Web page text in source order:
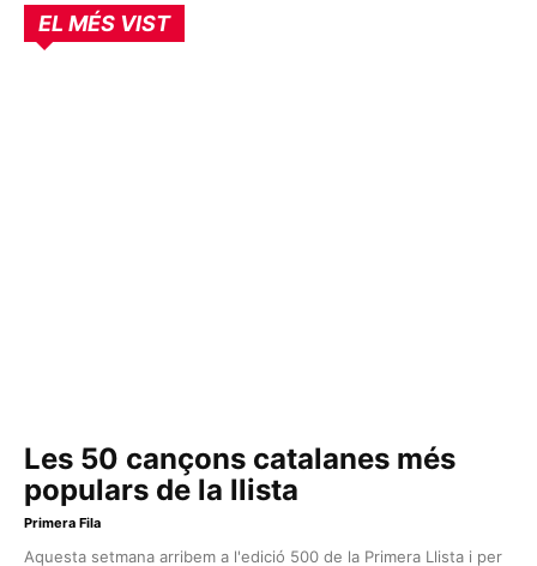
EL MÉS VIST
Les 50 cançons catalanes més
populars de la llista
Primera Fila
Aquesta setmana arribem a l'edició 500 de la Primera Llista i per